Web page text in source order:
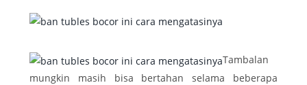
Tambalan
mungkin masih bisa bertahan selama beberapa